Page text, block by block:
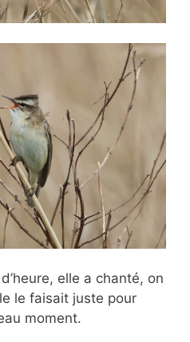
elle a chanté, on
le faisait juste pour
moment.